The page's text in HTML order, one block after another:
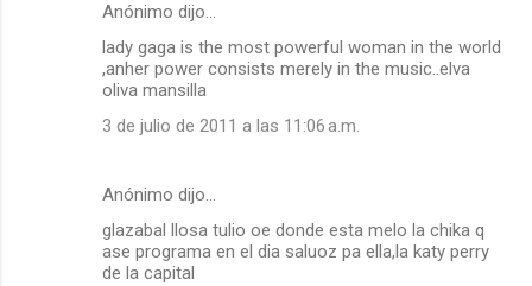
Anónimo dijo…
lady gaga is the most powerful woman in the world
,anher power consists merely in the music..elva
oliva mansilla
3 de julio de 2011 a las 11:06 a.m.
Anónimo dijo…
glazabal llosa tulio oe donde esta melo la chika q
ase programa en el dia saluoz pa ella,la katy perry
de la capital